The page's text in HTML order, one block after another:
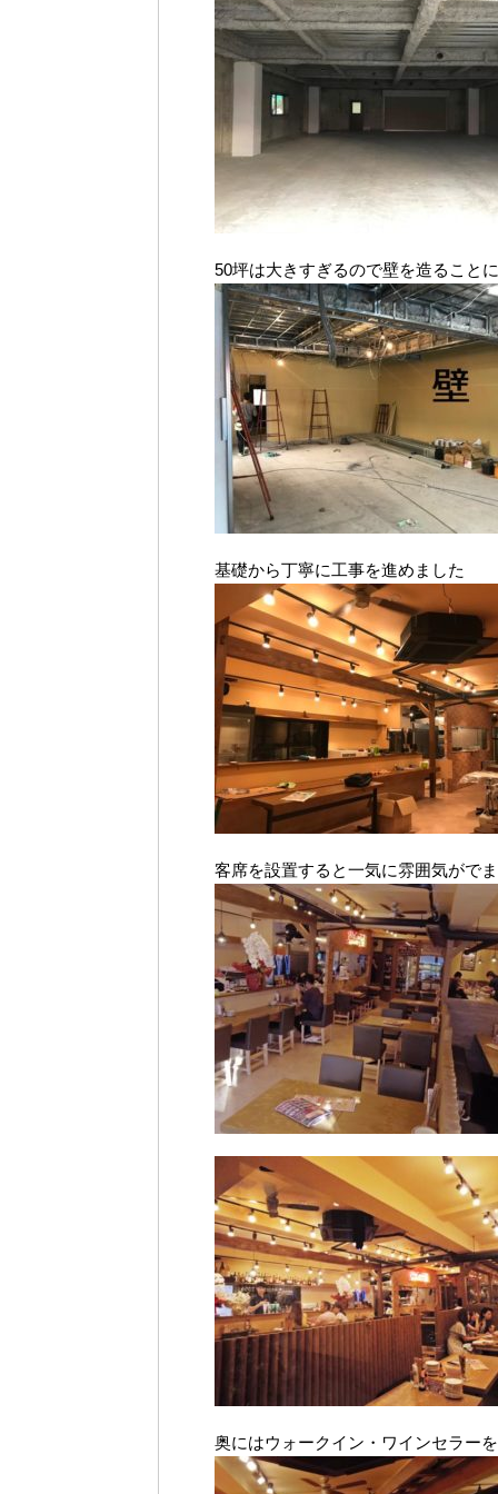
50坪は大きすぎるので壁を造ることに
基礎から丁寧に工事を進めました
客席を設置すると一気に雰囲気がで
奥にはウォークイン・ワインセラー